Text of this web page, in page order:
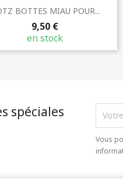
Aperçu rapide
BOTTES MIAU POUR...
9,50 €
en stock
spéciales
Vous